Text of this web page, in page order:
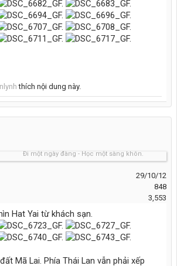
thích nội dung này.
Đi một ngày đàng - Học một sàng khôn.
29/10/12
848
3,553
Hat Yai từ khách sạn.
Mã Lai. Phía Thái Lan vẫn phải xếp